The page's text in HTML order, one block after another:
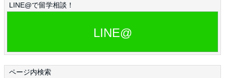
LINE@で留学相談！
LINE@
ページ内検索